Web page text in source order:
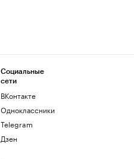
Социальные
сети
ВКонтакте
Одноклассники
Telegram
Дзен